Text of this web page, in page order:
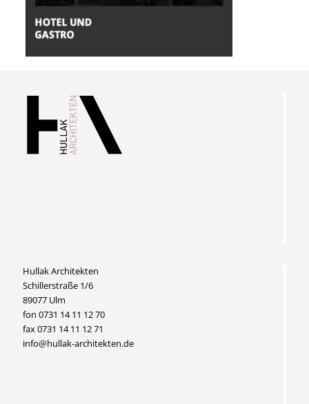
Hullak Architekten
Schillerstraße 1/6
89077 Ulm
fon 0731 14 11 12 70
fax 0731 14 11 12 71
info@hullak-architekten.de